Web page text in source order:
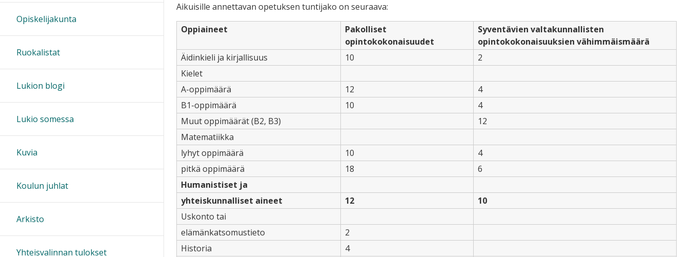
Aikuisille annettavan opetuksen tuntijako on seuraava:
Oppiaineet
Pakolliset
opintokokonaisuudet
Syventävien valtakunnallisten
opintokokonaisuuksien vähimmäismäärä
Äidinkieli ja kirjallisuus
10
2
Kielet
A-oppimäärä
12
4
B1-oppimäärä
10
4
Muut oppimäärät (B2, B3)
12
Matematiikka
lyhyt oppimäärä
10
4
pitkä oppimäärä
18
6
Humanistiset ja
yhteiskunnalliset aineet
12
10
Uskonto tai
elämänkatsomustieto
2
Historia
4
Opiskelijakunta
Ruokalistat
Lukion blogi
Lukio somessa
Kuvia
Koulun juhlat
Arkisto
Yhteisvalinnan tulokset